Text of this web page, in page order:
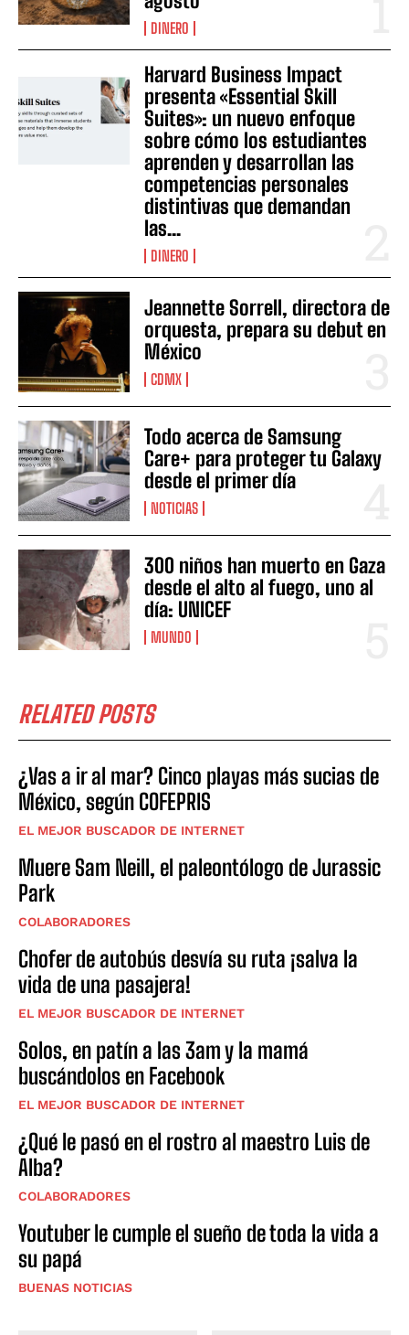
DINERO
Harvard Business Impact
presenta «Essential Skill
Suites»: un nuevo enfoque
sobre cómo los estudiantes
aprenden y desarrollan las
competencias personales
distintivas que demandan
las...
DINERO
Jeannette Sorrell, directora de
orquesta, prepara su debut en
México
CDMX
Todo acerca de Samsung
Care+ para proteger tu Galaxy
desde el primer día
NOTICIAS
300 niños han muerto en Gaza
desde el alto al fuego, uno al
día: UNICEF
MUNDO
RELATED POSTS
¿Vas a ir al mar? Cinco playas más sucias de
México, según COFEPRIS
EL MEJOR BUSCADOR DE INTERNET
Muere Sam Neill, el paleontólogo de Jurassic
Park
COLABORADORES
Chofer de autobús desvía su ruta ¡salva la
vida de una pasajera!
EL MEJOR BUSCADOR DE INTERNET
Solos, en patín a las 3am y la mamá
buscándolos en Facebook
EL MEJOR BUSCADOR DE INTERNET
¿Qué le pasó en el rostro al maestro Luis de
Alba?
COLABORADORES
Youtuber le cumple el sueño de toda la vida a
su papá
BUENAS NOTICIAS